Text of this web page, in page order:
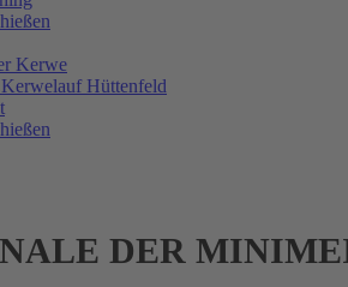
Kerwe
Hüttenfeld
DER